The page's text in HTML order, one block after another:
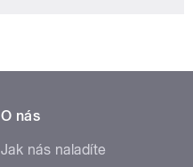
O nás
Jak nás naladíte